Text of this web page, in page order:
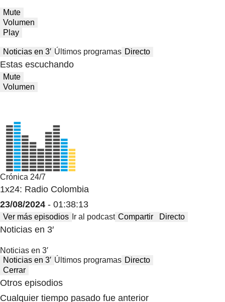
Mute
Volumen
Play
Noticias en 3′ Últimos programas Directo
Estas escuchando
Mute
Volumen
Crónica 24/7
1x24: Radio Colombia
23/08/2024 - 01:38:13
Ver más episodios Ir al podcast Compartir Directo
Noticias en 3′
Noticias en 3′
Noticias en 3′ Últimos programas Directo
Cerrar
Otros episodios
Cualquier tiempo pasado fue anterior